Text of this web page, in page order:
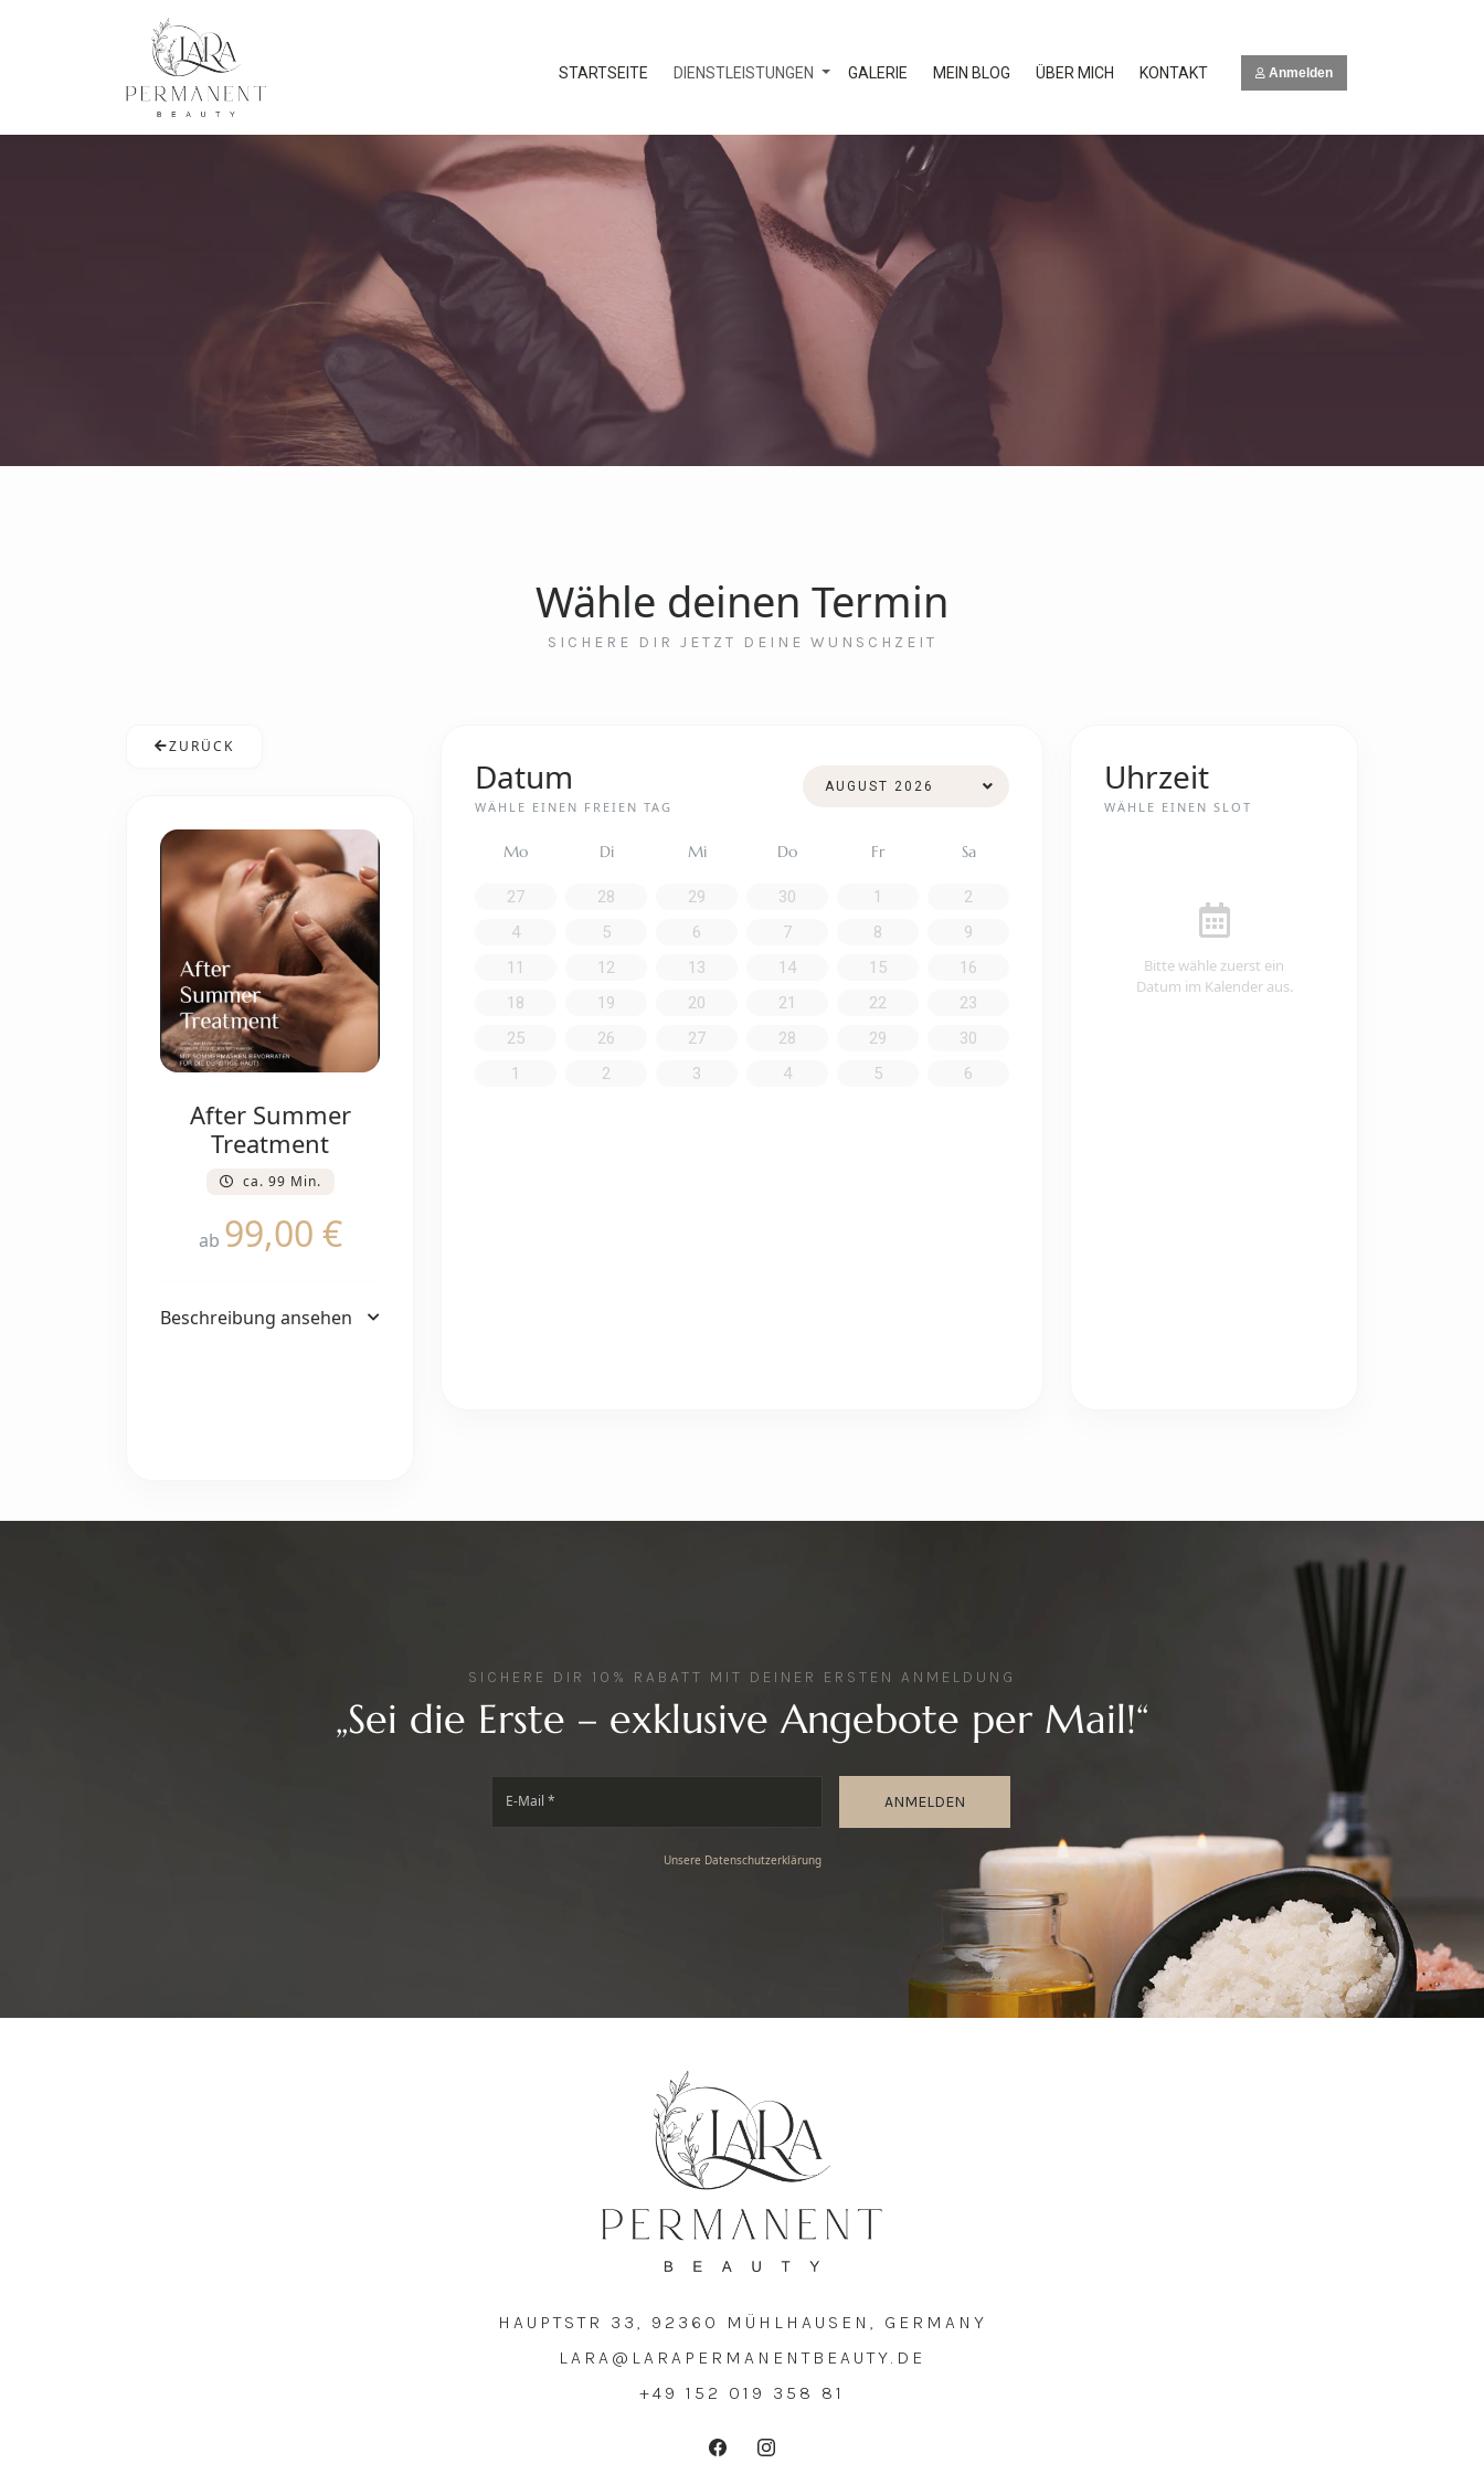
STARTSEITE DIENSTLEISTUNGEN GALERIE MEIN BLOG ÜBER MICH KONTAKT Anmelden
Wähle deinen Termin
SICHERE DIR JETZT DEINE WUNSCHZEIT
ZURÜCK
After Summer
Treatment
ca. 99 Min.
ab 99,00 €
Beschreibung ansehen
Datum
WÄHLE EINEN FREIEN TAG
Mo Di Mi Do Fr Sa
27 28 29 30 1
2
4
5 6 7 8
9
11
12 13 14 15
16
18
19 20 21 22
23
25
26 27 28 29
30
1
2 3 4 5 6
Uhrzeit
WÄHLE EINEN SLOT
Bitte wähle zuerst ein
Datum im Kalender aus.
SICHERE DIR 10% RABATT MIT DEINER ERSTEN ANMELDUNG
„Sei die Erste – exklusive Angebote per Mail!“
ANMELDEN
Unsere Datenschutzerklärung
HAUPTSTR 33, 92360 MÜHLHAUSEN, GERMANY
LARA@LARAPERMANENTBEAUTY.DE
+49 152 019 358 81